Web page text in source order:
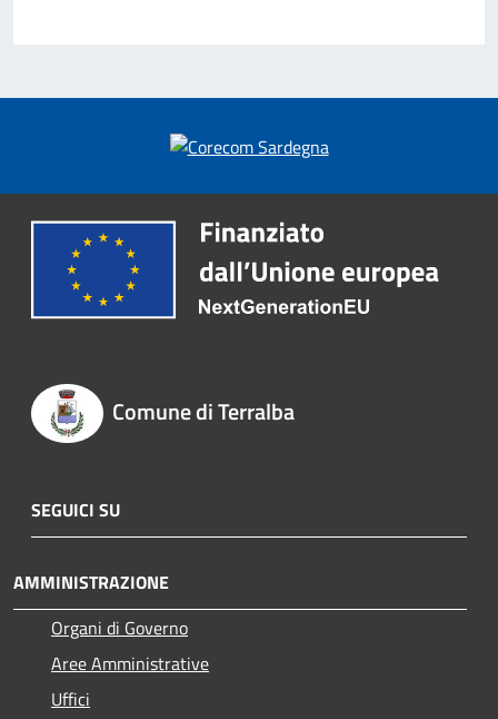
Comune di Terralba
SEGUICI SU
AMMINISTRAZIONE
Organi di Governo
Aree Amministrative
Uffici